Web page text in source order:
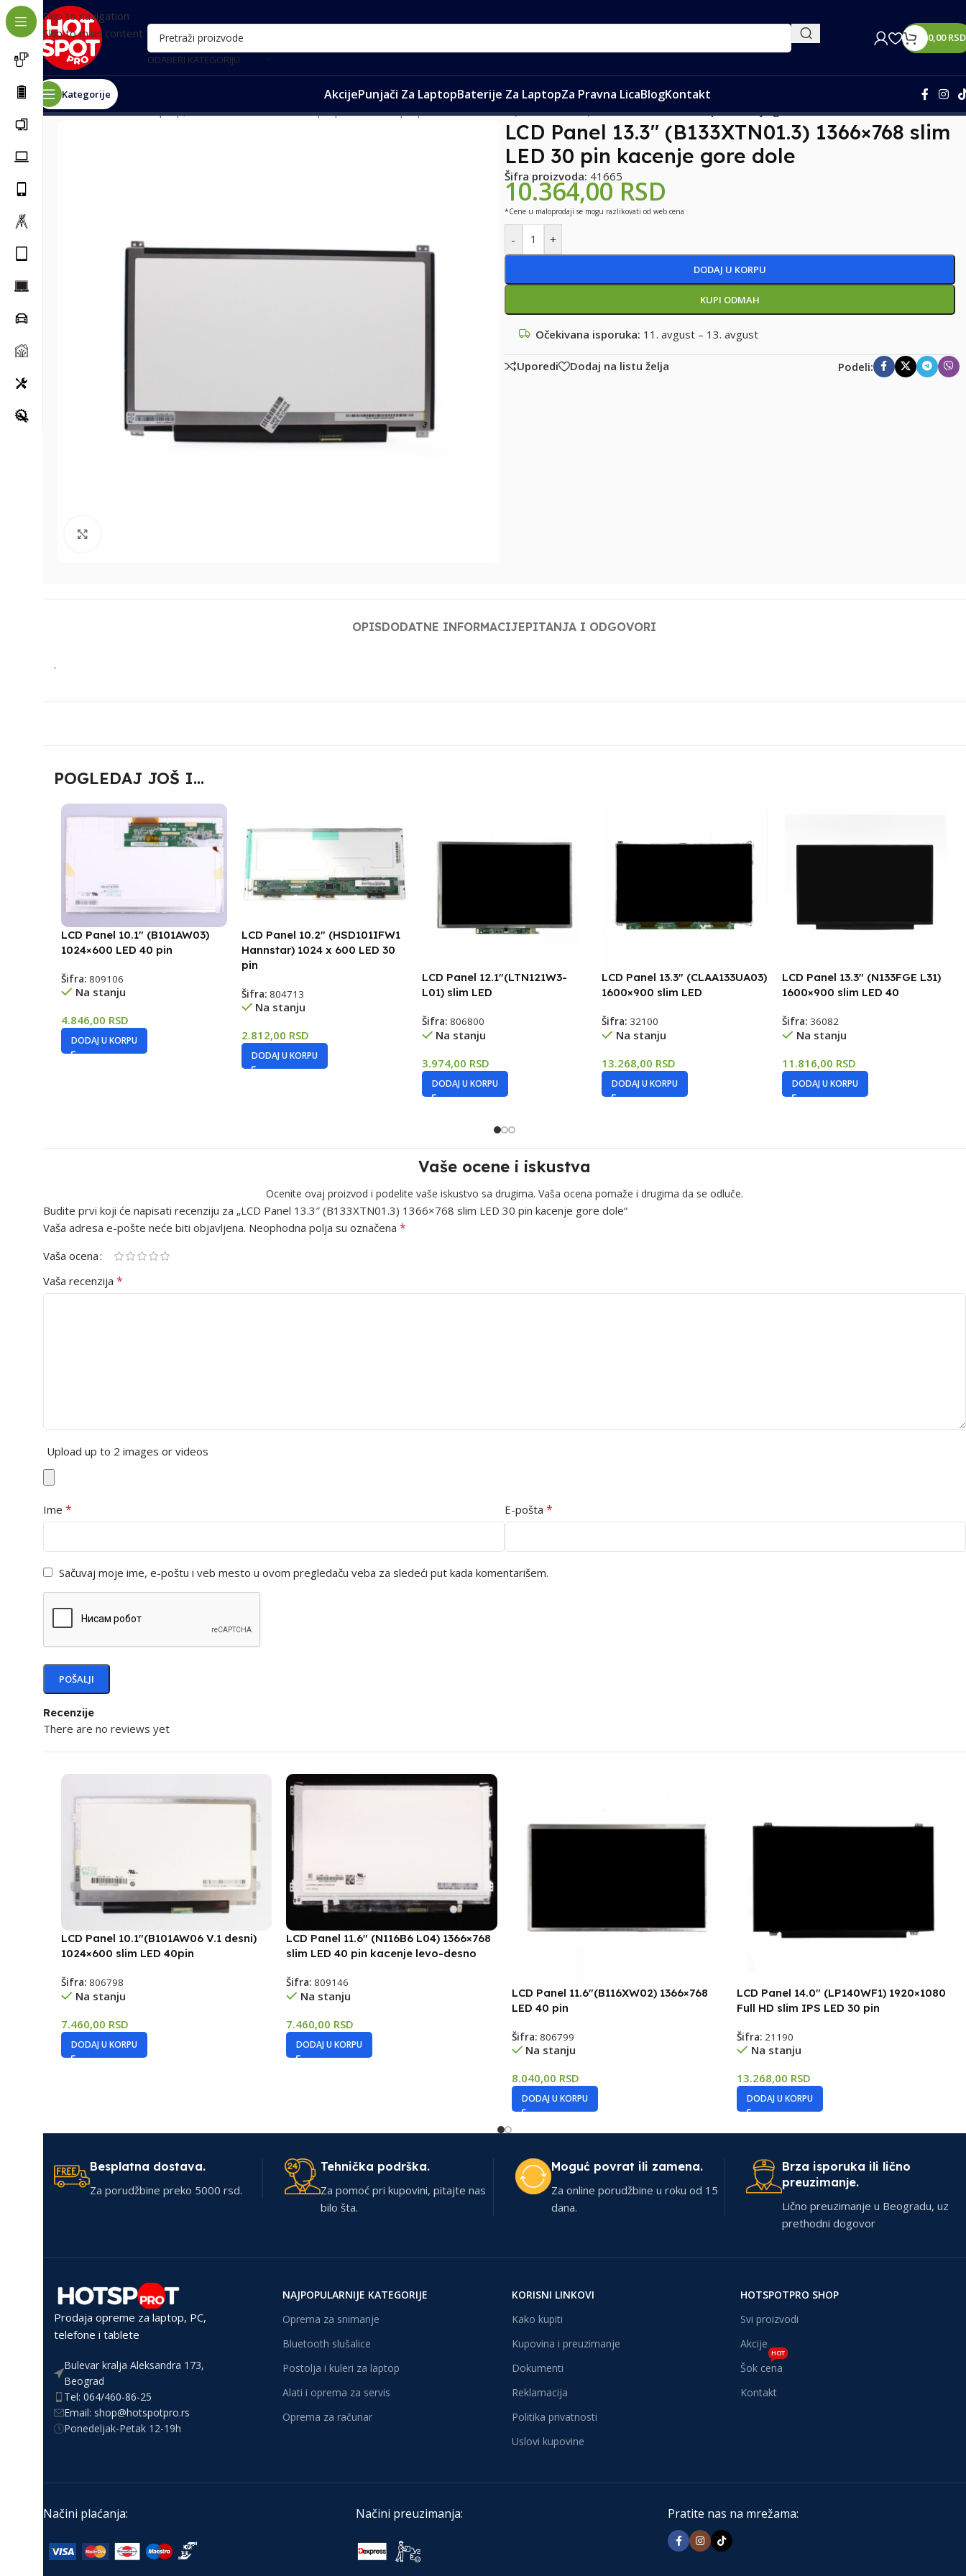
Skip to navigation
Skip to main content
ODABERI KATEGORIJU
0,00RSD
Kategorije AkcijePunjači Za LaptopBaterije Za LaptopZa Pravna LicaBlogKontakt
Почетна/Delovi za laptop, tablet i ostalo/Delovi za laptop/Ekrani za laptop/LCD Panel 13.3″ (B133XTN01.3) 1366×768 slim LED 30 pin kacenje gore dole
LCD Panel 13.3″ (B133XTN01.3) 1366×768 slim
LED 30 pin kacenje gore dole
Šifra proizvoda: 41665
10.364,00RSD
*Cene u maloprodaji se mogu razlikovati od web cena
- +
DODAJ U KORPU
KUPI ODMAH
Očekivana isporuka: 11. avgust – 13. avgust
Uporedi Dodaj na listu želja Podeli:
OPISDODATNE INFORMACIJEPITANJA I ODGOVORI
.
POGLEDAJ JOŠ I...
LCD Panel 10.1″ (B101AW03)
1024×600 LED 40 pin
Šifra: 809106
Na stanju
4.846,00 RSD
DODAJ U KORPU
LCD Panel 10.2″ (HSD101IFW1
Hannstar) 1024 x 600 LED 30
pin
Šifra: 804713
Na stanju
2.812,00 RSD
DODAJ U KORPU
LCD Panel 12.1″(LTN121W3-
L01) slim LED
Šifra: 806800
Na stanju
3.974,00 RSD
DODAJ U KORPU
LCD Panel 13.3″ (CLAA133UA03)
1600×900 slim LED
Šifra: 32100
Na stanju
13.268,00 RSD
DODAJ U KORPU
LCD Panel 13.3″ (N133FGE L31)
1600×900 slim LED 40
Šifra: 36082
Na stanju
11.816,00 RSD
DODAJ U KORPU
Vaše ocene i iskustva
Ocenite ovaj proizvod i podelite vaše iskustvo sa drugima. Vaša ocena pomaže i drugima da se odluče.
Recenzije
There are no reviews yet
Budite prvi koji će napisati recenziju za „LCD Panel 13.3″ (B133XTN01.3) 1366×768 slim LED 30 pin kacenje gore dole“
Vaša adresa e-pošte neće biti objavljena. Neophodna polja su označena *
Vaša ocena
Vaša recenzija *
Upload up to 2 images or videos
Ime * E-pošta *
Sačuvaj moje ime, e-poštu i veb mesto u ovom pregledaču veba za sledeći put kada komentarišem.
LCD Panel 10.1″(B101AW06 V.1 desni)
1024×600 slim LED 40pin
Šifra: 806798
Na stanju
7.460,00 RSD
DODAJ U KORPU
LCD Panel 11.6″ (N116B6 L04) 1366×768
slim LED 40 pin kacenje levo-desno
Šifra: 809146
Na stanju
7.460,00 RSD
DODAJ U KORPU
LCD Panel 11.6″(B116XW02) 1366×768
LED 40 pin
Šifra: 806799
Na stanju
8.040,00 RSD
DODAJ U KORPU
LCD Panel 14.0″ (LP140WF1) 1920×1080
Full HD slim IPS LED 30 pin
Šifra:21190
Na stanju
13.268,00 RSD
DODAJ U KORPU
Besplatna dostava.
Za porudžbine preko 5000 rsd.
Tehnička podrška.
Za pomoć pri kupovini, pitajte nas
bilo šta.
Moguć povrat ili zamena.
Za online porudžbine u roku od 15
dana.
Brza isporuka ili lično
preuzimanje.
Lično preuzimanje u Beogradu, uz
prethodni dogovor
Prodaja opreme za laptop, PC,
telefone i tablete
Bulevar kralja Aleksandra 173,
Beograd
Tel: 064/460-86-25
Email: shop@hotspotpro.rs
Ponedeljak-Petak 12-19h
NAJPOPULARNIJE KATEGORIJE
Oprema za snimanje
Bluetooth slušalice
Postolja i kuleri za laptop
Alati i oprema za servis
Oprema za računar
KORISNI LINKOVI
Kako kupiti
Kupovina i preuzimanje
Dokumenti
Reklamacija
Politika privatnosti
Uslovi kupovine
HOTSPOTPRO SHOP
Svi proizvodi
Akcije
Šok cena
HOT
Kontakt
Načini plaćanja: Načini preuzimanja: Pratite nas na mrežama: